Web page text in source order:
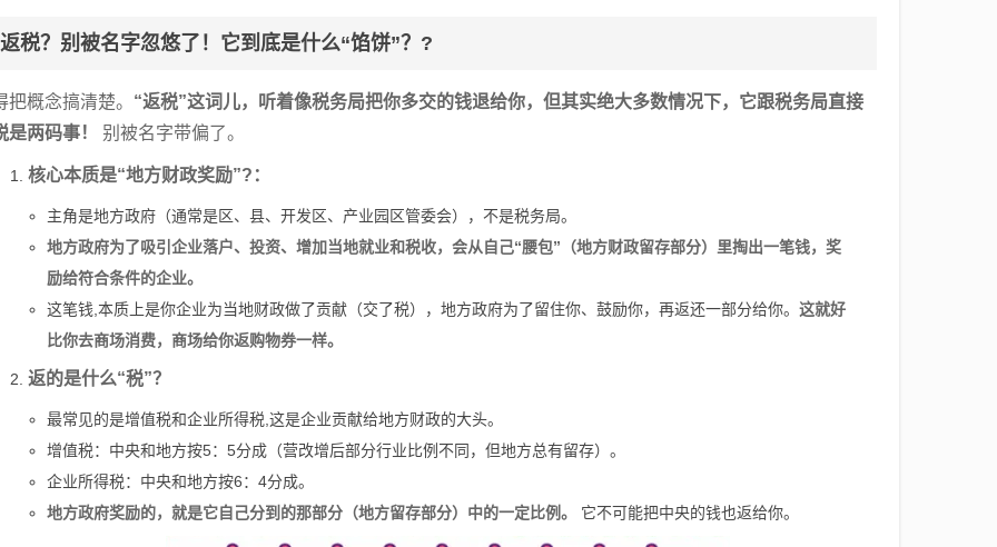
返税？别被名字忽悠了！它到底是什么“馅饼”？?
把概念搞清楚。 “返税”这词儿，听着像税务局把你多交的钱退给你，但其实绝大多数情况下，它跟税务局直接
是两码事！
别被名字带偏了。
核心本质是“地方财政奖励”?：
主角是地方政府（通常是区、县、开发区、产业园区管委会），不是税务局。
地方政府为了吸引企业落户、投资、增加当地就业和税收，会从自己“腰包”（地方财政留存部分）里掏出一笔钱，奖
励给符合条件的企业。
这笔钱,本质上是你企业为当地财政做了贡献（交了税），地方政府为了留住你、鼓励你，再返还一部分给你。 这就好
比你去商场消费，商场给你返购物券一样。
返的是什么“税”？
最常见的是增值税和企业所得税,这是企业贡献给地方财政的大头。
增值税：中央和地方按5：5分成（营改增后部分行业比例不同，但地方总有留存）。
企业所得税：中央和地方按6：4分成。
地方政府奖励的，就是它自己分到的那部分（地方留存部分）中的一定比例。
它不可能把中央的钱也返给你。